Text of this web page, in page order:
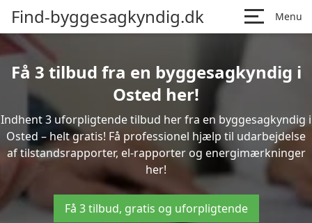
Find-byggesagkyndig.dk Menu
Få 3 tilbud fra en byggesagkyndig i
Osted her!
Indhent 3 uforpligtende tilbud her fra en byggesagkyndig i
Osted – helt gratis! Få professionel hjælp til udarbejdelse
af tilstandsrapporter, el-rapporter og energimærkninger
her!
Få 3 tilbud, gratis og uforpligtende